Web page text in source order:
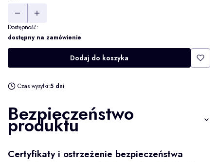
Dostępność:
dostępny na zamówienie
Dodaj do koszyka
Czas wysyłki:5 dni
Bezpieczeństwo
produktu
Certyfikaty i ostrzeżenie bezpieczeństwa